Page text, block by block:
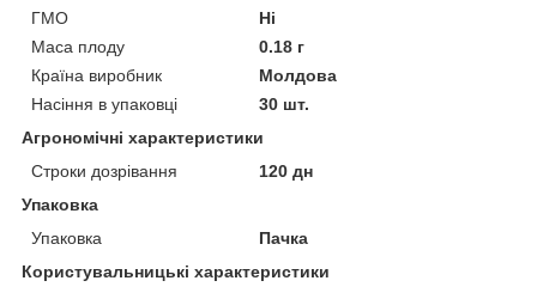
ГМО
Ні
Маса плоду
0.18 г
Країна виробник
Молдова
Насіння в упаковці
30 шт.
Агрономічні характеристики
Строки дозрівання
120 дн
Упаковка
Упаковка
Пачка
Користувальницькі характеристики